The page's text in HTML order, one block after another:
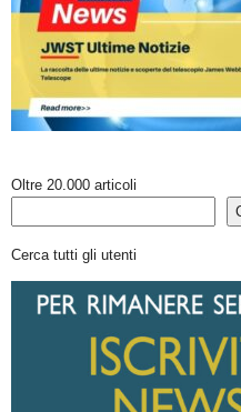
Oltre 20.000 articoli
Cerca tutti gli utenti